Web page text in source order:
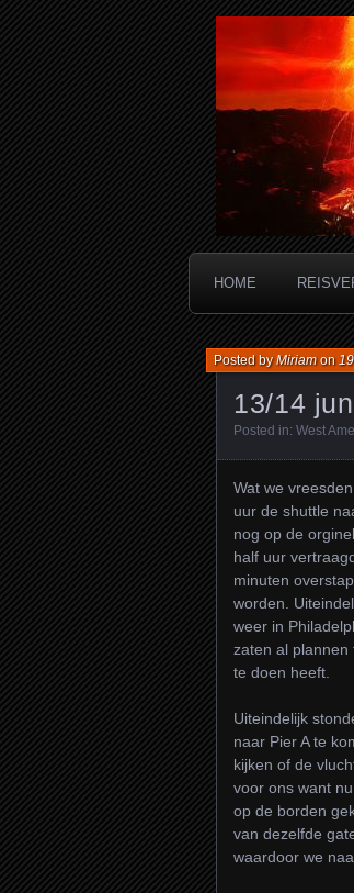
HOME
13/14
Posted byMiriamon
Posted in: West
Wat we
uur de shuttle
nog op de
half uur
minuten
worden.
weer in
zaten al plannen
te doen heeft.
Uiteindelijk
naar Pier A te
kijken of de
voor ons want
op de borden
van dezelfde
waardoor we